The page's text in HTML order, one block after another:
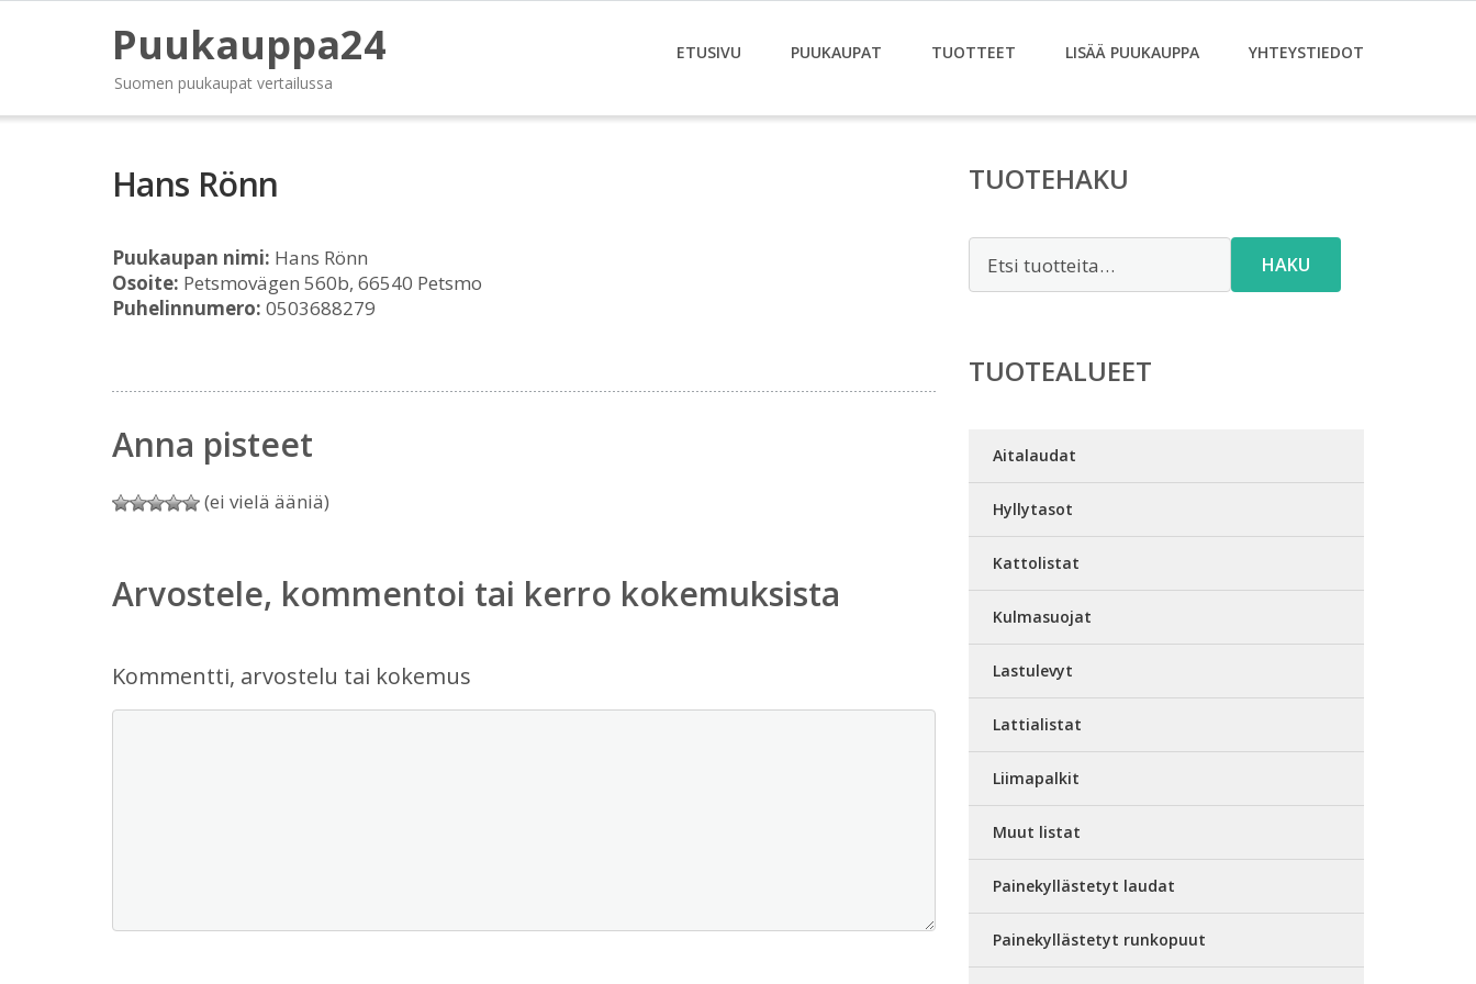
Puukauppa24
Suomen puukaupat vertailussa
ETUSIVU PUUKAUPAT TUOTTEET LISÄÄ PUUKAUPPA YHTEYSTIEDOT
Hans Rönn
Puukaupan nimi: Hans Rönn
Osoite: Petsmovägen 560b, 66540 Petsmo
Puhelinnumero: 0503688279
Anna pisteet
(ei vielä ääniä)
Arvostele, kommentoi tai kerro kokemuksista
Kommentti, arvostelu tai kokemus
TUOTEHAKU
HAKU
TUOTEALUEET
Aitalaudat
Hyllytasot
Kattolistat
Kulmasuojat
Lastulevyt
Lattialistat
Liimapalkit
Muut listat
Painekyllästetyt laudat
Painekyllästetyt runkopuut